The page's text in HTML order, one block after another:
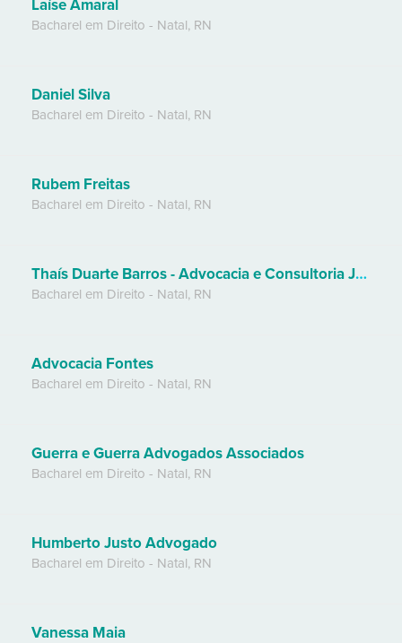
Laíse Amaral
Bacharel em Direito - Natal, RN
Daniel Silva
Bacharel em Direito - Natal, RN
Rubem Freitas
Bacharel em Direito - Natal, RN
Thaís Duarte Barros - Advocacia e Consultoria Jurídica
Bacharel em Direito - Natal, RN
Advocacia Fontes
Bacharel em Direito - Natal, RN
Guerra e Guerra Advogados Associados
Bacharel em Direito - Natal, RN
Humberto Justo Advogado
Bacharel em Direito - Natal, RN
Vanessa Maia